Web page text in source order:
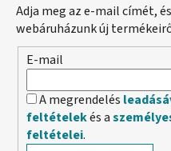
Adja meg az e-mail címét,
webáruházunk új
E-mail
A megrendelés
feltételekés a
feltételei.